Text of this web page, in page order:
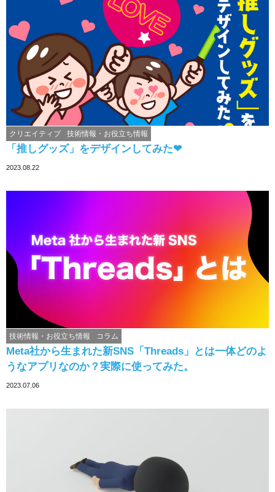
「推しグッズ」をデザインしてみた❤︎
クリエイティブ 技術情報・お役立ち情報
2023.08.22
Meta社から生まれた新SNS「Threads」とは一体どのよ
うなアプリなのか？実際に使ってみた。
技術情報・お役立ち情報 コラム
2023.07.06